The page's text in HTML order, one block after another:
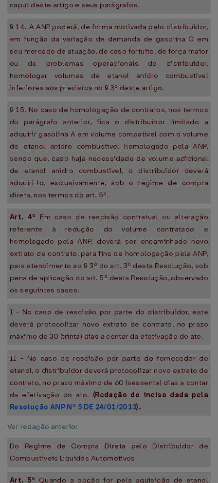
caput deste artigo e seus parágrafos.
§ 14. A ANP poderá, de forma motivada pelo distribuidor,
em função da variação de demanda de gasolina C em
seu mercado de atuação, de caso fortuito, de força maior
ou de problemas operacionais do distribuidor,
homologar volumes de etanol anidro combustível
inferiores aos previstos no § 3º deste artigo.
§ 15. No caso de homologação de contratos, nos termos
do parágrafo anterior, fica o distribuidor limitado a
adquirir gasolina A em volume compatível com o volume
de etanol anidro combustível homologado pela ANP,
sendo que, caso haja necessidade de volume adicional
de etanol anidro combustível, o distribuidor deverá
adquiri-lo, exclusivamente, sob o regime de compra
direta, nos termos do art. 5º.
Art. 4º Em caso de rescisão contratual ou alteração
referente à redução do volume contratado e
homologado pela ANP, deverá ser encaminhado novo
extrato de contrato, para fins de homologação pela ANP,
para atendimento ao § 3º do art. 3º desta Resolução, sob
pena de aplicação do art. 5º desta Resolução, observado
os seguintes casos:
I - No caso de rescisão por parte do distribuidor, este
deverá protocolizar novo extrato de contrato, no prazo
máximo de 30 (trinta) dias a contar da efetivação do ato.
II - No caso de rescisão por parte do fornecedor de
etanol, o distribuidor deverá protocolizar novo extrato de
contrato, no prazo máximo de 60 (sessenta) dias a contar
da efetivação do ato. (Redação do inciso dada pela
Resolução ANP Nº 5 DE 24/01/2013).
Ver redação anterior
Do Regime de Compra Direta pelo Distribuidor de
Combustíveis Líquidos Automotivos
Art. 5º Quando a opção for pela aquisição de etanol